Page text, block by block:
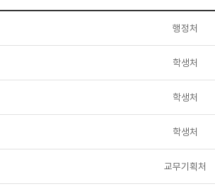
행정처
학생처
학생처
학생처
교무기획처